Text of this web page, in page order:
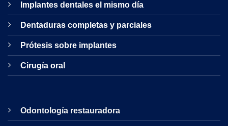
Implantes dentales el mismo día
Dentaduras completas y parciales
Prótesis sobre implantes
Cirugía oral
Odontología restauradora